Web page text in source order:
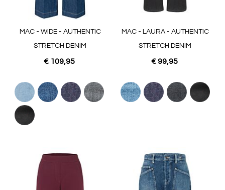
MAC - WIDE - AUTHENTIC
STRETCH DENIM
€ 109,95
MAC - LAURA - AUTHENTIC
STRETCH DENIM
€ 99,95